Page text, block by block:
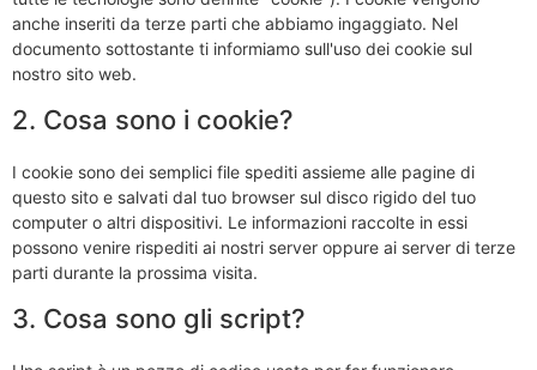
anche inseriti da terze parti che abbiamo ingaggiato. Nel
documento sottostante ti informiamo sull'uso dei cookie sul
nostro sito web.
2. Cosa sono i cookie?
I cookie sono dei semplici file spediti assieme alle pagine di
questo sito e salvati dal tuo browser sul disco rigido del tuo
computer o altri dispositivi. Le informazioni raccolte in essi
possono venire rispediti ai nostri server oppure ai server di terze
parti durante la prossima visita.
3. Cosa sono gli script?